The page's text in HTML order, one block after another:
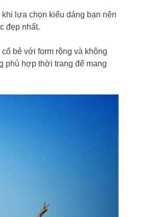
lựa chọn kiểu dáng bạn nên
đẹp nhất.
bẻ với form rộng và không
phù hợp thời trang để mang